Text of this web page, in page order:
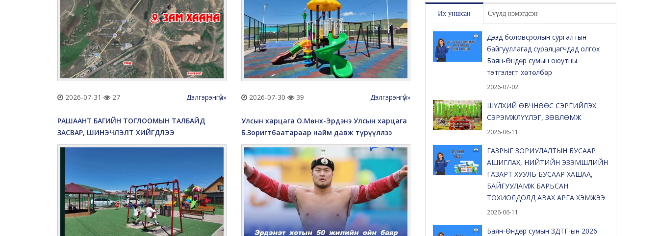
2026-07-31 27 Дэлгэрэнгүй» 2026-07-30 39 Дэлгэрэнгүй»
РАШААНТ БАГИЙН ТОГЛООМЫН ТАЛБАЙД
ЗАСВАР, ШИНЭЧЛЭЛТ ХИЙГДЛЭЭ
Улсын харцага О.Мөнх-Эрдэнэ Улсын харцага
Б.Зоригтбаатараар найм давж түрүүллээ
Их уншсан Сүүлд нэмэгдсэн
Дээд боловсролын сургалтын
байгууллагад суралцагчдад олгох
Баян-Өндөр сумын оюутны
тэтгэлэгт хөтөлбөр
2026-07-02
ШҮЛХИЙ ӨВЧНӨӨС СЭРГИЙЛЭХ
СЭРЭМЖЛҮҮЛЭГ, ЗӨВЛӨМЖ
2026-06-11
ГАЗРЫГ ЗОРИУЛАЛТЫН БУСААР
АШИГЛАХ, НИЙТИЙН ЭЗЭМШЛИЙН
ГАЗАРТ ХУУЛЬ БУСААР ХАШАА,
БАЙГУУЛАМЖ БАРЬСАН
ТОХИОЛДОЛД АВАХ АРГА ХЭМЖЭЭ
2026-06-11
Баян-Өндөр сумын ЗДТГ-ын 2026